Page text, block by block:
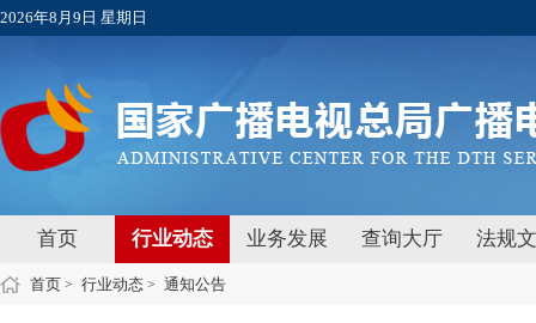
2026年8月9日 星期日
首页 行业动态 业务发展 查询大厅 法规
首页 > 行业动态 > 通知公告